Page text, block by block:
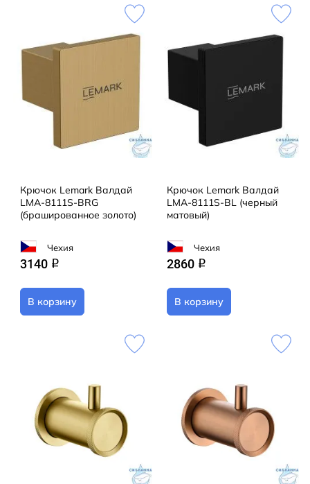
Крючок Lemark Валдай
LMA-8111S-BRG
(брашированное золото)
Чехия
3140 q
В корзину
Крючок Lemark Валдай
LMA-8111S-BL (черный
матовый)
Чехия
2860 q
В корзину